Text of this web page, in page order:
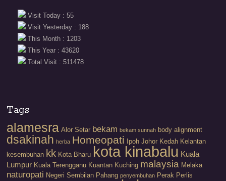
Visit Today : 55
Visit Yesterday : 188
This Month : 1203
This Year : 43620
Total Visit : 511478
Tags
alamesra Alor Setar bekam bekam sunnah body alignment
dsakinah herba Homeopati Ipoh Johor Kedah Kelantan
kesembuhan kk Kota Bharu kota kinabalu Kuala
Lumpur Kuala Terengganu Kuantan Kuching malaysia Melaka
naturopati Negeri Sembilan Pahang penyembuhan Perak Perlis